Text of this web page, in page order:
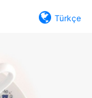
Türkçe